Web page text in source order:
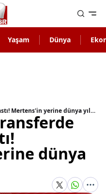
Yaşam Dünya
Galatasaray transferde düğmeye bastı! Mertens'in yerine dünya yıldızı
dünya